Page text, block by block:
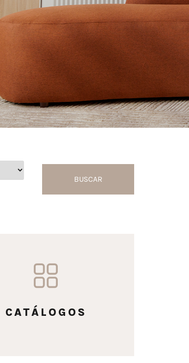
BUSCAR
CATÁLOGOS